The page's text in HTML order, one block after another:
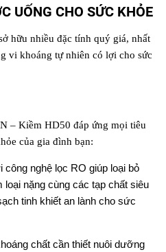
UỐNG CHO SỨC KHỎE
hữu nhiều đặc tính quý giá, nhất
vi khoáng tự nhiên có lợi cho sức
– Kiềm HD50 đáp ứng mọi tiêu
của gia đình bạn:
công nghệ lọc RO giúp loại bỏ
nặng cùng các tạp chất siêu
tinh khiết an lành cho sức
chất cần thiết nuôi dưỡng